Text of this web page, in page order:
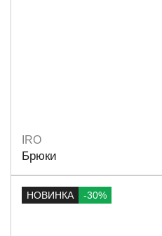
Размеры
IRO
Брюки
НОВИНКА -30%